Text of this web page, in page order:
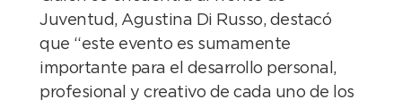
Juventud, Agustina Di Russo, destacó
que “este evento es sumamente
importante para el desarrollo personal,
profesional y creativo de cada uno de los